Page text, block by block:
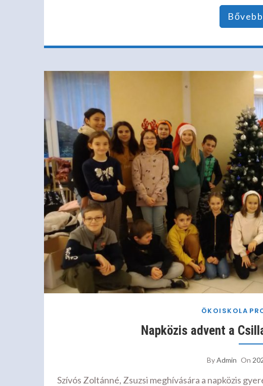
ÖKOISKOLA
Napközis advent a
ByAdmin On
Szívós Zoltánné, Zsuzsi meghívására a napközis